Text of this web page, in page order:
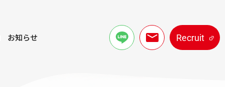
お知らせ Recruit